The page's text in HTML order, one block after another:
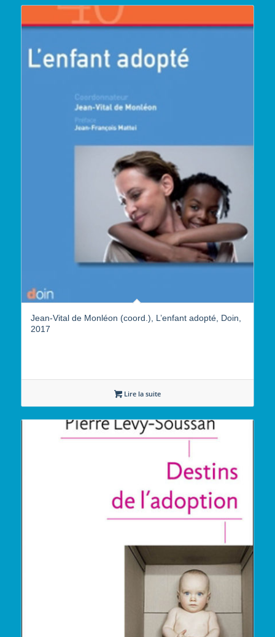
Jean-Vital de Monléon (coord.), L’enfant adopté, Doin,
2017
Lire la suite